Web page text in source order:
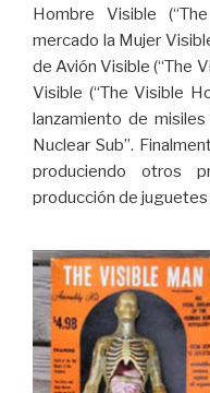
Hombre Visible
mercado la Mujer
de Avión Visible (“The
Visible (“The Visible
lanzamiento de misiles
Nuclear Sub”.
produciendo otros
producción de